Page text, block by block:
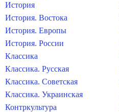
История
История. Востока
История. Европы
История. России
Классика
Классика. Русская
Классика. Советская
Классика. Украинская
Контркультура